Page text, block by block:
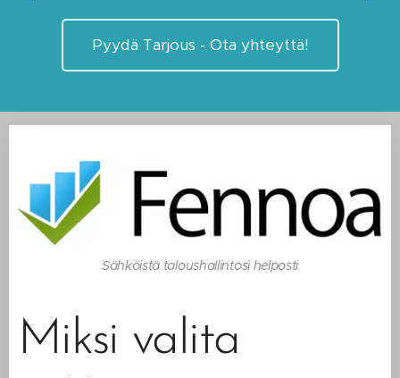
Pyydä Tarjous - Ota yhteyttä!
Sähköistä taloushallintosi helposti
Miksi valita